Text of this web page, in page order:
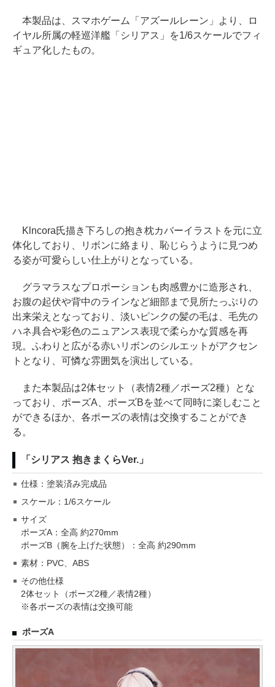
本製品は、スマホゲーム「アズールレーン」より、ロ
イヤル所属の軽巡洋艦「シリアス」を1/6スケールでフィ
ギュア化したもの。
Klncora氏描き下ろしの抱き枕カバーイラストを元に立
体化しており、リボンに絡まり、恥じらうように見つめ
る姿が可愛らしい仕上がりとなっている。
グラマラスなプロポーションも肉感豊かに造形され、
お腹の起伏や背中のラインなど細部まで見所たっぷりの
出来栄えとなっており、淡いピンクの髪の毛は、毛先の
ハネ具合や彩色のニュアンス表現で柔らかな質感を再
現。ふわりと広がる赤いリボンのシルエットがアクセン
トとなり、可憐な雰囲気を演出している。
また本製品は2体セット（表情2種／ポーズ2種）とな
っており、ポーズA、ポーズBを並べて同時に楽しむこと
ができるほか、各ポーズの表情は交換することができ
る。
「シリアス 抱きまくらVer.」
仕様：塗装済み完成品
スケール：1/6スケール
サイズ
ポーズA：全高 約270mm
ポーズB（腕を上げた状態）：全高 約290mm
素材：PVC、ABS
その他仕様
2体セット（ポーズ2種／表情2種）
※各ポーズの表情は交換可能
ポーズA